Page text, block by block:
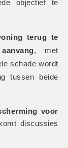
objectief te
terug te
, met
schade wordt
tussen beide
voor
discussies